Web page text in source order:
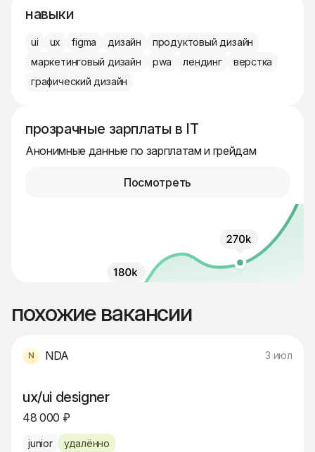
навыки
ui ux figma дизайн
продуктовый дизайн
маркетинговый дизайн
pwa лендинг
верстка
графический дизайн
прозрачные зарплаты в IT
Анонимные данные по зарплатам и грейдам
Посмотреть
похожие вакансии
NDA 3 июл
ux/ui designer
48 000 ₽
junior удалённо